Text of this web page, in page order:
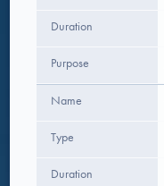
Duration
Purpose
Name
Type
Duration